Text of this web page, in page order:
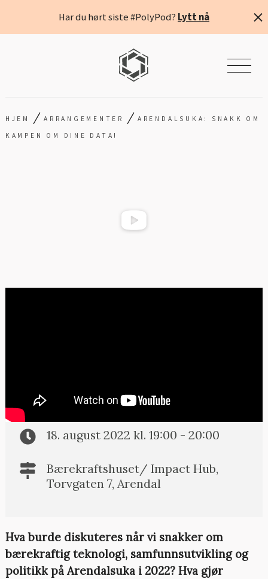
Har du hørt siste #PolyPod? Lytt nå
HJEM /ARRANGEMENTER / ARENDALSUKA: SNAKK OM
KAMPEN OM DINE DATA!
kampen om dine data!
18. august 2022 kl. 19:00 - 20:00
Bærekraftshuset/ Impact Hub,
Torvgaten 7, Arendal
Hva burde diskuteres når vi snakker om
bærekraftig teknologi, samfunnsutvikling og
politikk på Arendalsuka i 2022? Hva gjør